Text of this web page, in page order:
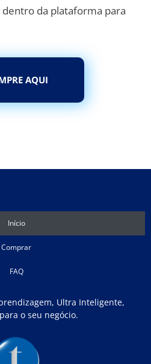
dentro da plataforma para
AQUI
Início
Comprar
FAQ
Ultra Inteligente,
para o seu negócio.